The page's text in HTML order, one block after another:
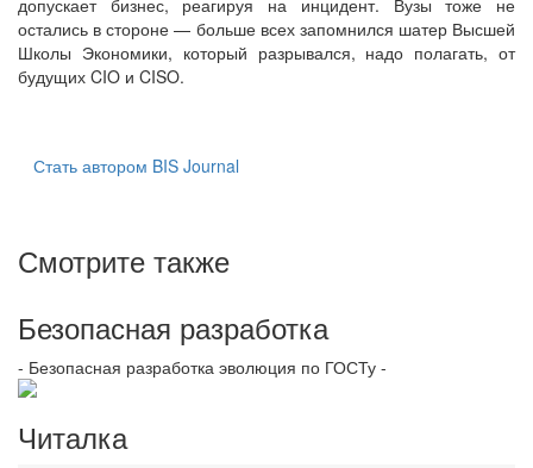
остались в стороне — больше всех запомнился шатер Высшей
Школы Экономики, который разрывался, надо полагать, от
будущих CIO и CISO.
Стать автором BIS Journal
Смотрите также
Безопасная разработка
- Безопасная разработка эволюция по ГОСТу -
Читалка